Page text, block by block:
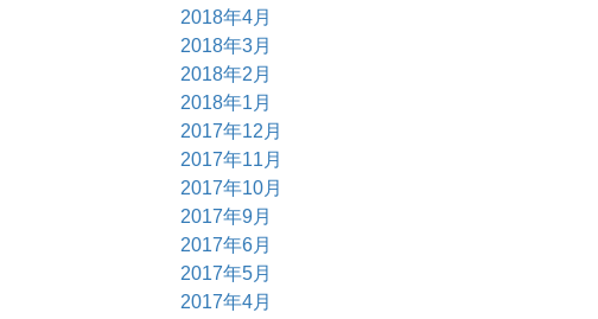
2018年4月
2018年3月
2018年2月
2018年1月
2017年12月
2017年11月
2017年10月
2017年9月
2017年6月
2017年5月
2017年4月